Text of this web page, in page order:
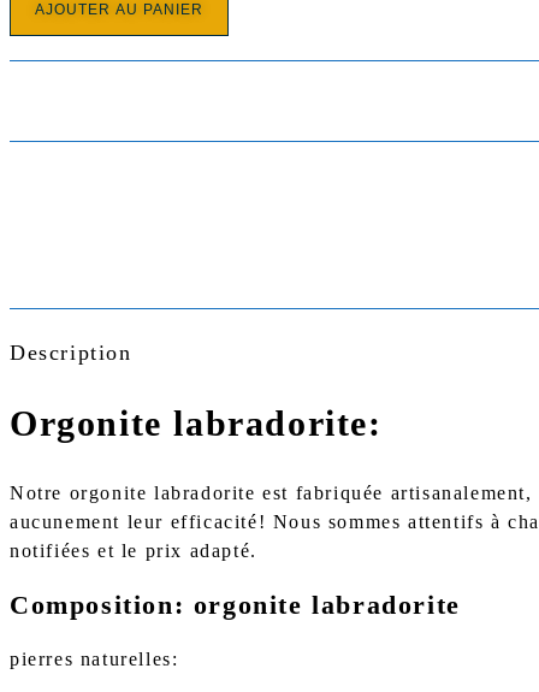
AJOUTER AU PANIER
Description
Orgonite labradorite:
Notre orgonite labradorite est fabriquée
aucunement leur efficacité! Nous sommes attentifs à
notifiées et le prix adapté.
Composition: orgonite labradorite
pierres naturelles: